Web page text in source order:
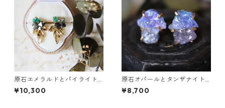
原石エメラルドとパイライト
とクレマチスの葉ピアス
¥10,300
原石オパールとタンザナイト
のピアス
¥8,700